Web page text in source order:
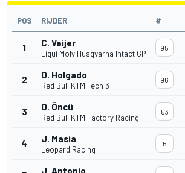
POS RIJDER #
1 C. Veijer
Liqui Moly Husqvarna Intact GP
95
2 D. Holgado
Red Bull KTM Tech 3
96
3 D. Öncü
Red Bull KTM Factory Racing
53
4 J. Masia
Leopard Racing
5
J. Antonio